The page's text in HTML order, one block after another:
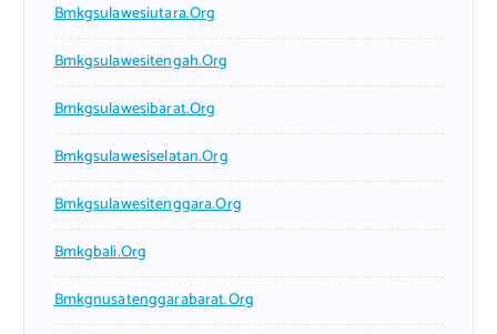
Bmkgsulawesiutara.org
Bmkgsulawesitengah.org
Bmkgsulawesibarat.org
Bmkgsulawesiselatan.org
Bmkgsulawesitenggara.org
Bmkgbali.org
Bmkgnusatenggarabarat.org